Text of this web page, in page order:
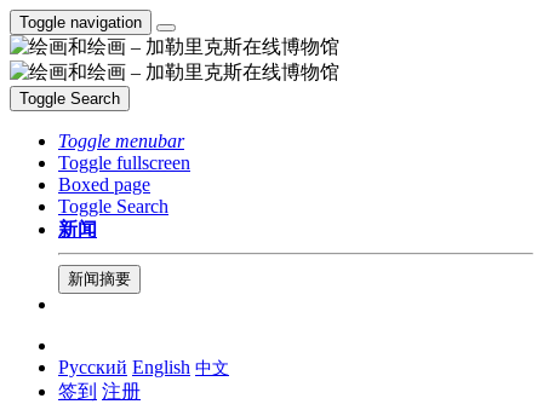
Toggle navigation
Toggle Search
Toggle menubar
Toggle fullscreen
Boxed page
Toggle Search
新闻
新闻摘要
Русский English 中文
签到 注册